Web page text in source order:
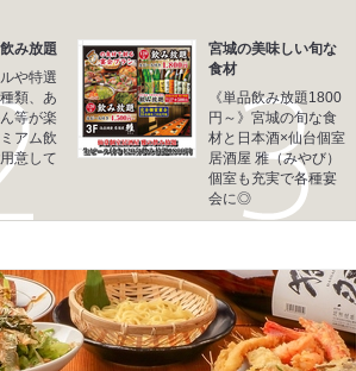
み放題
や特選
類、あ
等が楽
アム飲
意して
宮城の美味しい旬な
食材
《単品飲み放題1800
円～》宮城の旬な食
材と日本酒×仙台個室
居酒屋 雅（みやび）
個室も充実で各種宴
会に◎